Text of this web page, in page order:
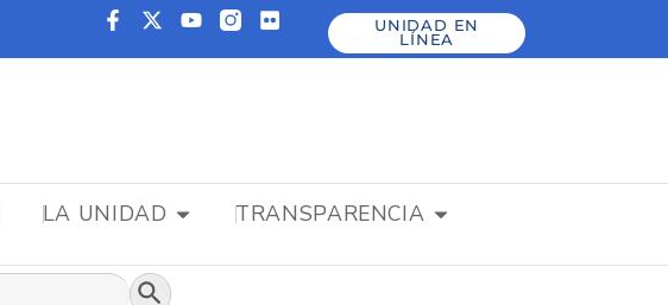
UNIDAD EN
LÍNEA
LA UNIDAD TRANSPARENCIA
Botón de búsqueda